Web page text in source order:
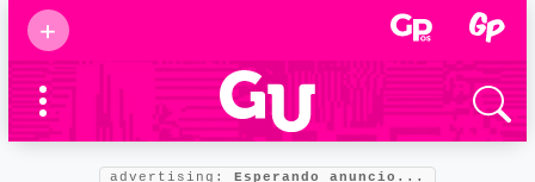
+
Supermamás
2025
Marcas de
confianza
advertising: Esperando anuncio...